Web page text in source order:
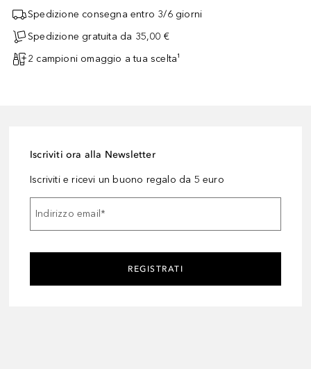
Spedizione consegna entro 3/6 giorni
Spedizione gratuita da 35,00 €
2 campioni omaggio a tua scelta¹
Iscriviti ora alla Newsletter
Iscriviti e ricevi un buono regalo da 5 euro
Indirizzo email*
REGISTRATI